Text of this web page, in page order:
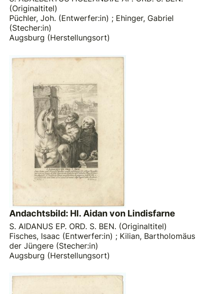
(Originaltitel)
Püchler, Joh. (Entwerfer:in) ; Ehinger, Gabriel
(Stecher:in)
Augsburg (Herstellungsort)
Andachtsbild: Hl. Aidan von Lindisfarne
S. AIDANUS EP. ORD. S. BEN. (Originaltitel)
Fisches, Isaac (Entwerfer:in) ; Kilian, Bartholomäus
der Jüngere (Stecher:in)
Augsburg (Herstellungsort)